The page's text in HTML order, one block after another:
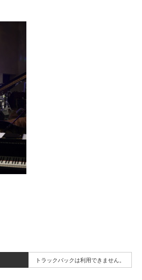
トラックバックは利用できません。